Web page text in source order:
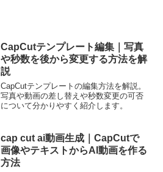
CapCutテンプレート編集｜写真
や秒数を後から変更する方法を解
説
CapCutテンプレートの編集方法を解説。
写真や動画の差し替えや秒数変更の可否
について分かりやすく紹介します。
cap cut ai動画生成｜CapCutで
画像やテキストからAI動画を作る
方法